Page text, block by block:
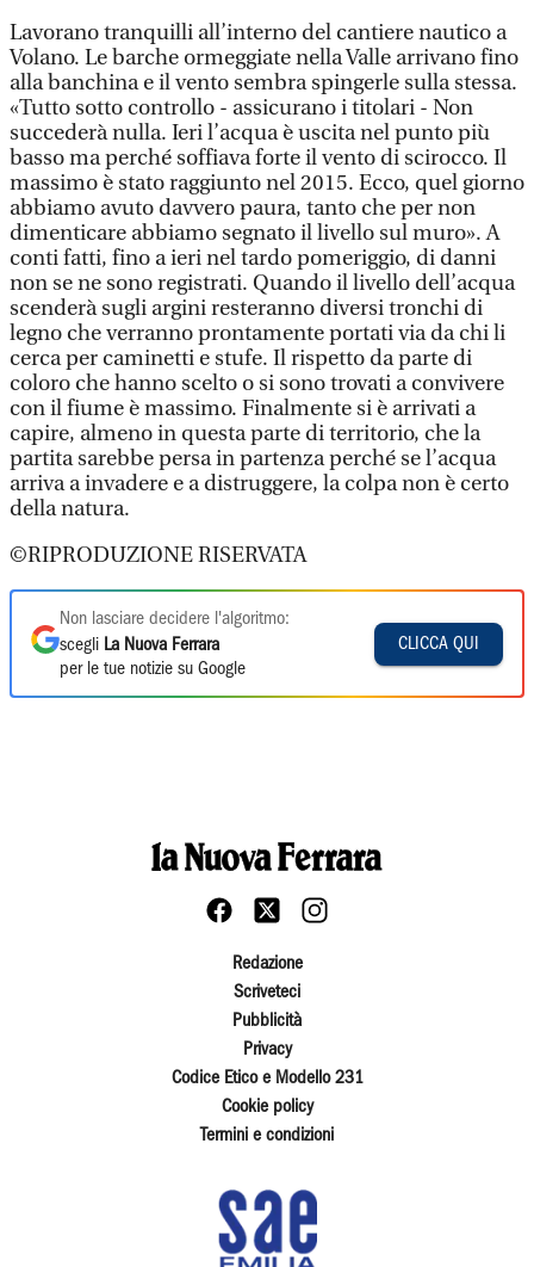
Lavorano tranquilli all’interno del cantiere nautico a
Volano. Le barche ormeggiate nella Valle arrivano fino
alla banchina e il vento sembra spingerle sulla stessa.
«Tutto sotto controllo - assicurano i titolari - Non
succederà nulla. Ieri l’acqua è uscita nel punto più
basso ma perché soffiava forte il vento di scirocco. Il
massimo è stato raggiunto nel 2015. Ecco, quel giorno
abbiamo avuto davvero paura, tanto che per non
dimenticare abbiamo segnato il livello sul muro». A
conti fatti, fino a ieri nel tardo pomeriggio, di danni
non se ne sono registrati. Quando il livello dell’acqua
scenderà sugli argini resteranno diversi tronchi di
legno che verranno prontamente portati via da chi li
cerca per caminetti e stufe. Il rispetto da parte di
coloro che hanno scelto o si sono trovati a convivere
con il fiume è massimo. Finalmente si è arrivati a
capire, almeno in questa parte di territorio, che la
partita sarebbe persa in partenza perché se l’acqua
arriva a invadere e a distruggere, la colpa non è certo
della natura.
©RIPRODUZIONE RISERVATA
Non lasciare decidere l'algoritmo:
scegli La Nuova Ferrara
per le tue notizie su Google
CLICCA QUI
Redazione
Scriveteci
Pubblicità
Privacy
Codice Etico e Modello 231
Cookie policy
Termini e condizioni